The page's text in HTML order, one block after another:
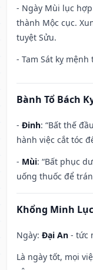
- Ngày Mùi lục
thành Mộc cục.
tuyệt Sửu.
- Tam Sát kỵ mệnh
Bành Tổ Bách
- Đinh: “Bất thế
hành việc cắt tóc
- Mùi: “Bất phục
uống thuốc để
Khổng Minh
Ngày: Đại An - tức
Là ngày tốt, mọi